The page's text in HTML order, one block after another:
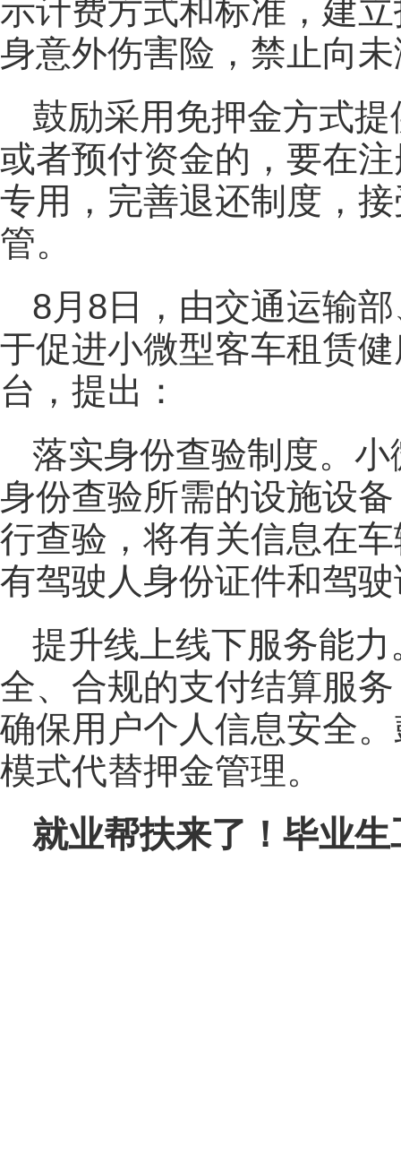
示计费方式和标准，建
身意外伤害险，禁止向
鼓励采用免押金方式
或者预付资金的，要在
专用，完善退还制度，
管。
8月8日，由交通运输
于促进小微型客车租赁
台，提出：
落实身份查验制度。
身份查验所需的设施设
行查验，将有关信息在
有驾驶人身份证件和驾
提升线上线下服务能
全、合规的支付结算服
确保用户个人信息安全
模式代替押金管理。
就业帮扶来了！毕业